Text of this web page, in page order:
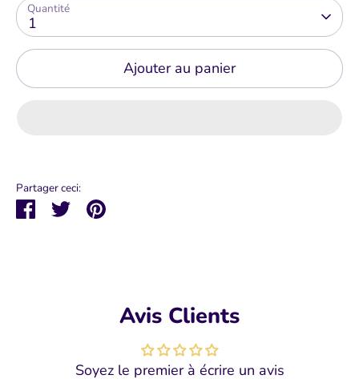
Quantité
1
Ajouter au panier
Partager ceci:
PartagerTweeterÉpingler
Avis Clients
Soyez le premier à écrire un avis